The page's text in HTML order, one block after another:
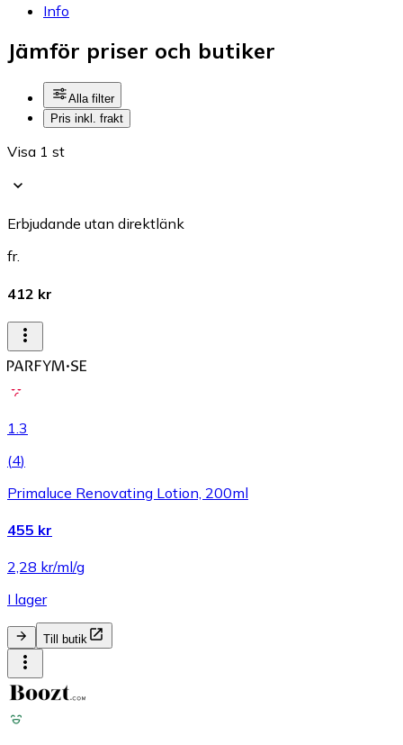
Info
Jämför priser och butiker
Alla filter
Pris inkl. frakt
Visa 1 st
Erbjudande utan direktlänk
fr.
412 kr
1.3
(4)
Primaluce Renovating Lotion, 200ml
455 kr
2,28 kr/ml/g
I lager
Till butik